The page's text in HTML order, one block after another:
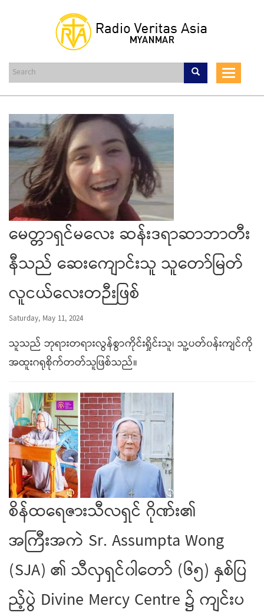
content
Toggle
မေတ္တာရှင်မလေး ဆန်းဒရာဆာဘာတီး
နီသည် ဆေးကျောင်းသူ သူတော်မြတ်
လူငယ်လေးတဉီးဖြစ်
Saturday, May 11, 2024
သူသည် ဘုရားတရားလွန်စွာကိုင်းရှိုင်းသူ၊ သူ့ပတ်၀န်းကျင်ကို
အထူးဂရုစိုက်တတ်သူဖြစ်သည်။
စိန်ထရေဇားသီလရှင် ဂိုဏ်း၏
အကြီးအကဲ Sr. Assumpta Wong
(SJA) ၏ သီလှရှင်၀ါတော် (၆၅) နှစ်ပြ
ည့်ပွဲ Divine Mercy Centre ၌ ကျင်းပ